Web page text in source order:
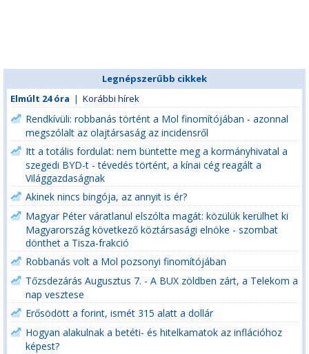
Legnépszerűbb cikkek
Elmúlt 24 óra | Korábbi hírek
Rendkívüli: robbanás történt a Mol finomítójában - azonnal
megszólalt az olajtársaság az incidensről
Itt a totális fordulat: nem büntette meg a kormányhivatal a
szegedi BYD-t - tévedés történt, a kínai cég reagált a
Világgazdaságnak
Akinek nincs bingója, az annyit is ér?
Magyar Péter váratlanul elszólta magát: közülük kerülhet ki
Magyarország következő köztársasági elnöke - szombat
dönthet a Tisza-frakció
Robbanás volt a Mol pozsonyi finomítójában
Tőzsdezárás Augusztus 7. - A BUX zöldben zárt, a Telekom a
nap vesztese
Erősödött a forint, ismét 315 alatt a dollár
Hogyan alakulnak a betéti- és hitelkamatok az inflációhoz
képest?